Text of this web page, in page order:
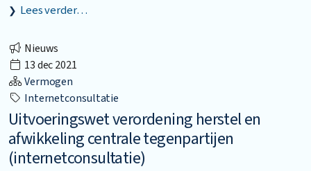
Lees verder…
Nieuws
13 dec 2021
Vermogen
Internetconsultatie
Uitvoeringswet verordening herstel en
afwikkeling centrale tegenpartijen
(internetconsultatie)